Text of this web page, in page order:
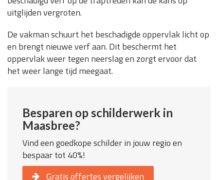
uitglijden vergroten.
De vakman schuurt het beschadigde oppervlak licht op
en brengt nieuwe verf aan. Dit beschermt het
oppervlak weer tegen neerslag en zorgt ervoor dat
het weer lange tijd meegaat.
Besparen op schilderwerk in
Maasbree?
Vind een goedkope schilder in jouw regio en
bespaar tot 40%!
Gratis offertes vergelijken